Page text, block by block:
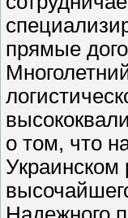
прямые
о том, что